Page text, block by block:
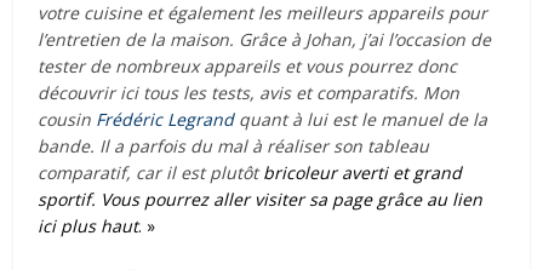
votre cuisine et également les meilleurs appareils pour
l’entretien de la maison. Grâce à Johan, j’ai l’occasion de
tester de nombreux appareils et vous pourrez donc
découvrir ici tous les tests, avis et comparatifs. Mon
cousin Frédéric Legrandquant à lui est le manuel de la
bande. Il a parfois du mal à réaliser son tableau
comparatif, car il est plutôtbricoleur averti et grand
sportif. Vous pourrez aller visiter sa page grâce au lien
ici plus haut. »